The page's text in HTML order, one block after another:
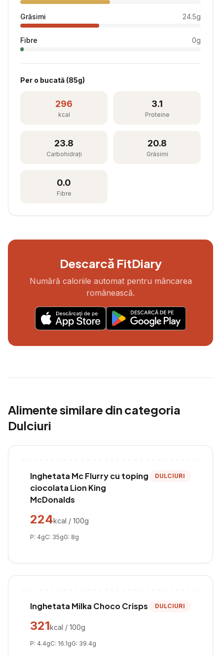
Grăsimi 24.5g
Fibre 0g
Per o bucată (85g)
296
kcal
3.1
Proteine
23.8
Carbohidrați
20.8
Grăsimi
0.0
Fibre
Descarcă FitDiary
Numără caloriile automat pentru mâncarea
românească.
Alimente similare din categoria
Dulciuri
Inghetata Mc Flurry cu toping
ciocolata Lion King
McDonalds
DULCIURI
224kcal / 100g
P: 4gC: 35gG: 8g
Inghetata Milka Choco Crisps DULCIURI
321kcal / 100g
P: 4.4gC: 16.1gG: 39.4g